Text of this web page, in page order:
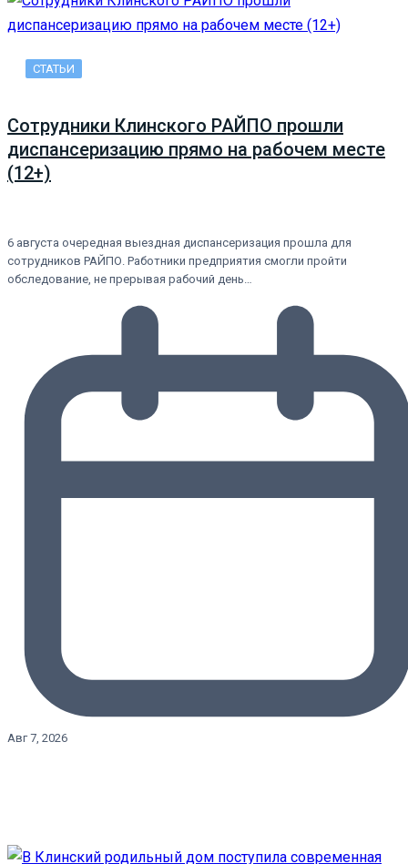
СТАТЬИ
Сотрудники Клинского РАЙПО прошли
диспансеризацию прямо на рабочем месте
(12+)
6 августа очередная выездная диспансеризация прошла для
сотрудников РАЙПО. Работники предприятия смогли пройти
обследование, не прерывая рабочий день…
Авг 7, 2026